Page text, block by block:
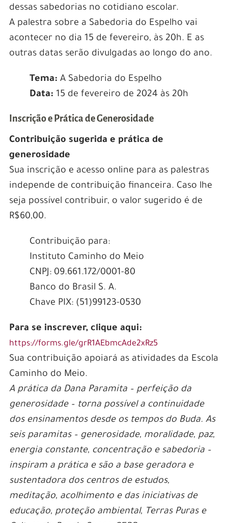
dessas sabedorias no cotidiano escolar.
A palestra sobre a Sabedoria do Espelho vai
acontecer no dia 15 de fevereiro, às 20h. E as
outras datas serão divulgadas ao longo do ano.
Tema: A Sabedoria do Espelho
Data: 15 de fevereiro de 2024 às 20h
Inscrição e Prática de Generosidade
Contribuição sugerida e prática de
generosidade
Sua inscrição e acesso online para as palestras
independe de contribuição financeira. Caso lhe
seja possível contribuir, o valor sugerido é de
R$60,00.
Contribuição para:
Instituto Caminho do Meio
CNPJ: 09.661.172/0001-80
Banco do Brasil S. A.
Chave PIX: (51)99123-0530
Para se inscrever, clique aqui:
https://forms.gle/grR1AEbmcAde2xRz5
Sua contribuição apoiará as atividades da Escola
Caminho do Meio.
A prática da Dana Paramita – perfeição da
generosidade – torna possível a continuidade
dos ensinamentos desde os tempos do Buda. As
seis paramitas – generosidade, moralidade, paz,
energia constante, concentração e sabedoria –
inspiram a prática e são a base geradora e
sustentadora dos centros de estudos,
meditação, acolhimento e das iniciativas de
educação, proteção ambiental, Terras Puras e